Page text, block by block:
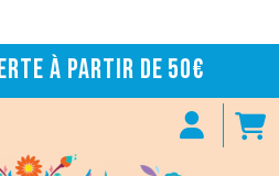
à partir de 50€